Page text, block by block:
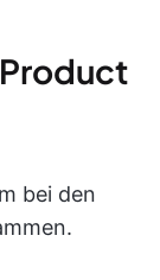
bei den